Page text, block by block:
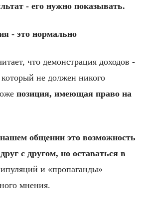
- его нужно показывать.
- это нормально
что демонстрация доходов -
не должен никого
позиция, имеющая право на
общении это возможность
с другом, но оставаться в
и «пропаганды»
мнения.